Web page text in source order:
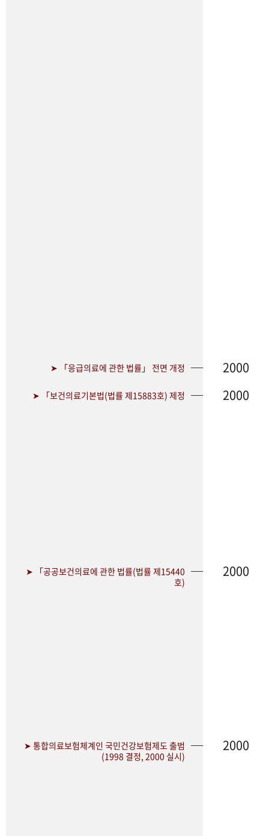
➤ 「응급의료에 관한 법률」 전면 개정 2000
➤ 「보건의료기본법(법률 제15883호) 제정 2000
➤ 「공공보건의료에 관한 법률(법률 제15440
호)
2000
➤ 통합의료보험체계인 국민건강보험제도 출범
(1998 결정, 2000 실시)
2000